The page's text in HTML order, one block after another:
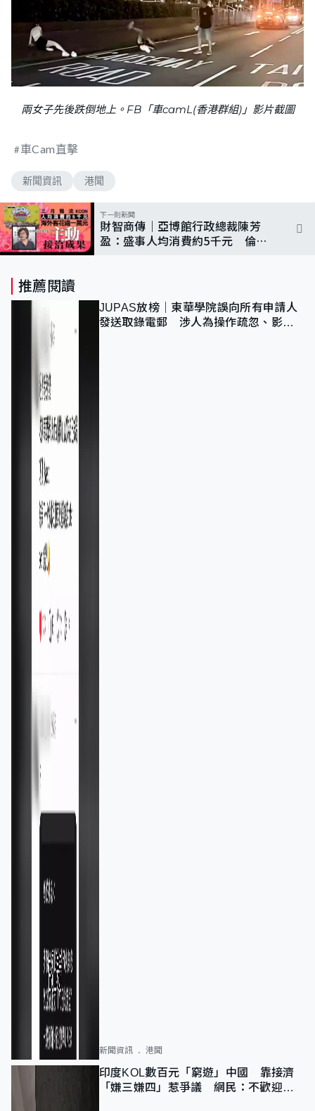
兩女子先後跌倒地上。FB「車camL(香港群組)」影片截圖
車Cam直擊
新聞資訊 港聞
下一則新聞
財智商傳｜亞博館行政總裁陳芳
盈：盛事人均消費約5千元 倫敦
推薦閱讀
JUPAS放榜｜東華學院誤向所有申請人
發送取錄電郵 涉人為操作疏忽、影響
新聞資訊 港聞
印度KOL數百元「窮遊」中國 靠接濟
「嫌三嫌四」惹爭議 網民：不歡迎劣